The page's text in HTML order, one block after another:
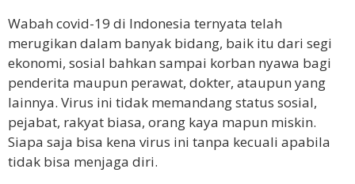
Wabah covid-19 di Indonesia ternyata telah
merugikan dalam banyak bidang, baik itu dari segi
ekonomi, sosial bahkan sampai korban nyawa bagi
penderita maupun perawat, dokter, ataupun yang
lainnya. Virus ini tidak memandang status sosial,
pejabat, rakyat biasa, orang kaya mapun miskin.
Siapa saja bisa kena virus ini tanpa kecuali apabila
tidak bisa menjaga diri.